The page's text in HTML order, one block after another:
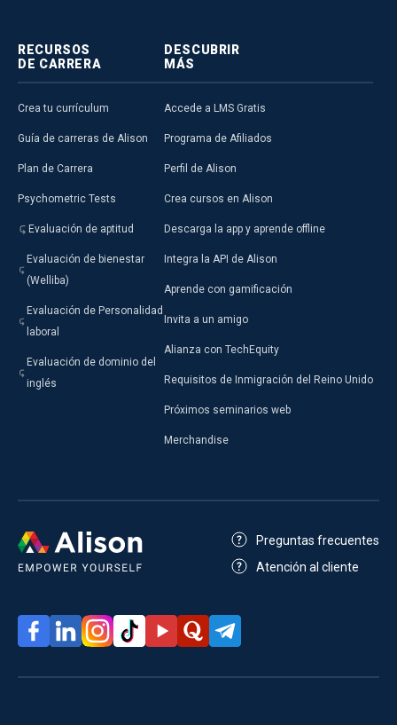
RECURSOS
DE CARRERA
Crea tu currículum
Guía de carreras de Alison
Plan de Carrera
Psychometric Tests
Evaluación de aptitud
Evaluación de bienestar
(Welliba)
Evaluación de Personalidad
laboral
Evaluación de dominio del
inglés
DESCUBRIR
MÁS
Accede a LMS Gratis
Programa de Afiliados
Perfil de Alison
Crea cursos en Alison
Descarga la app y aprende offline
Integra la API de Alison
Aprende con gamificación
Invita a un amigo
Alianza con TechEquity
Requisitos de Inmigración del Reino Unido
Próximos seminarios web
Merchandise
Preguntas frecuentes
Atención al cliente